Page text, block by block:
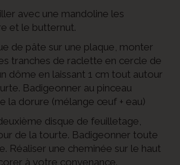
avec une mandoline les
et le butternut.
de pâte sur une plaque, monter
tranches de raclette en cercle de
dôme en laissant 1 cm tout autour
Badigeonner au pinceau
la dorure (mélange œuf + eau)
disque de feuilletage,
de la tourte. Badigeonner toute
Réaliser une cheminée sur le haut
à votre convenance.